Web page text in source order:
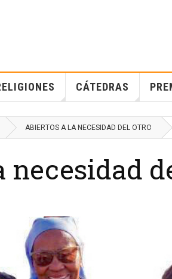
CÁTEDRAS
ABIERTOS A LA NECESIDAD DEL OTRO
necesidad